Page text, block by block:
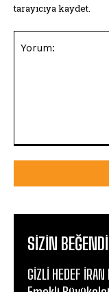
tarayıcıya kaydet.
SIZIN
GİZLİ HEDEF